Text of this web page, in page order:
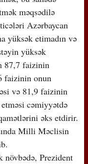
məqsədilə
Azərbaycan
yüksək etimadın və
yüksək
87,7 faizinin
faizinin onun
və 81,9 faizinin
cəmiyyətdə
əks etdirir.
Milli Məclisin
Prezident